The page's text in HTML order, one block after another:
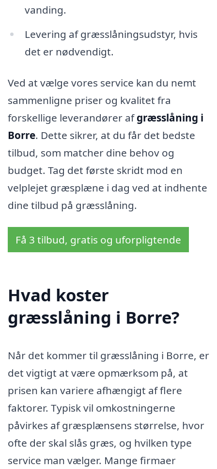
vanding.
Levering af græsslåningsudstyr, hvis
det er nødvendigt.
Ved at vælge vores service kan du nemt
sammenligne priser og kvalitet fra
forskellige leverandører afgræsslåning i
Borre. Dette sikrer, at du får det bedste
tilbud, som matcher dine behov og
budget. Tag det første skridt mod en
velplejet græsplæne i dag ved at indhente
dine tilbud på græsslåning.
Få 3 tilbud, gratis og uforpligtende
Hvad koster
græsslåning i Borre?
Når det kommer til græsslåning i Borre, er
det vigtigt at være opmærksom på, at
prisen kan variere afhængigt af flere
faktorer. Typisk vil omkostningerne
påvirkes af græsplænsens størrelse, hvor
ofte der skal slås græs, og hvilken type
service man vælger. Mange firmaer